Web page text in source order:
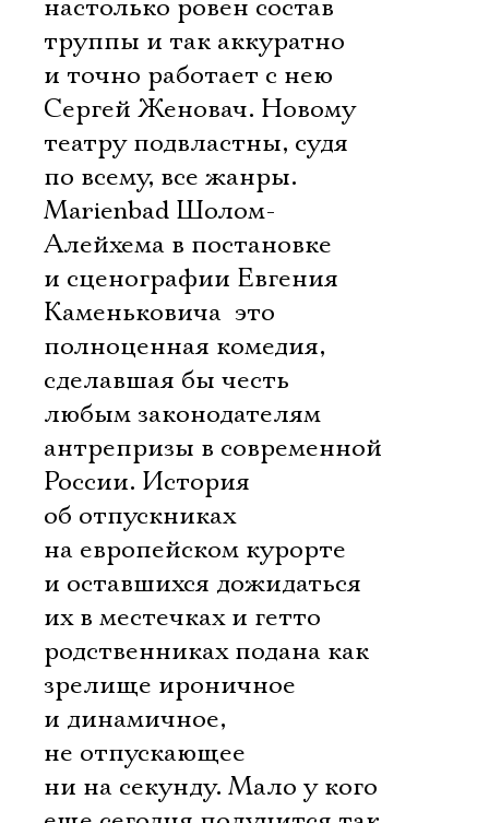
настолько ровен состав
труппы и так аккуратно
и точно работает с нею
Сергей Женовач. Новому
театру подвластны, судя
по всему, все жанры.
Marienbad Шолом-
Алейхема в постановке
и сценографии Евгения
Каменьковича  это
полноценная комедия,
сделавшая бы честь
любым законодателям
антрепризы в современной
России. История
об отпускниках
на европейском курорте
и оставшихся дожидаться
их в местечках и гетто
родственниках подана как
зрелище ироничное
и динамичное,
не отпускающее
ни на секунду. Мало у кого